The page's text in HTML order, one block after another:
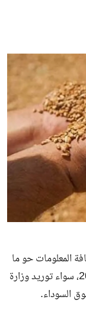
المعلومات حو ما
هو سعر أردب القمح اليوم الثلاثاء 14 مايو 2024، سواء توريد وزارة
السوداء.